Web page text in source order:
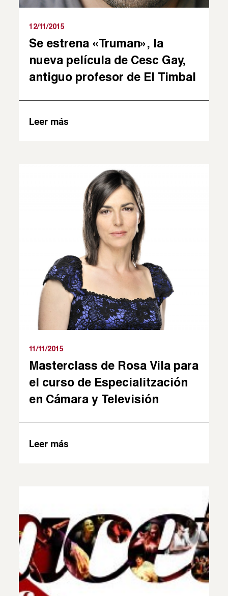
12/11/2015
Se estrena «Truman», la
nueva película de Cesc Gay,
antiguo profesor de El Timbal
Leer más
11/11/2015
Masterclass de Rosa Vila para
el curso de Especialitzación
en Cámara y Televisión
Leer más